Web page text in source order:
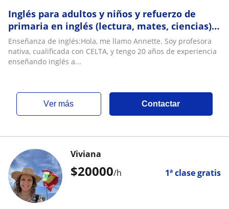
Inglés para adultos y niños y refuerzo de
primaria en inglés (lectura, mates, ciencias).
Nativa, fully qualified (PGCE)
Enseñanza de inglés:Hola, me llamo Annette. Soy profesora
nativa, cualificada con CELTA, y tengo 20 años de experiencia
enseñando inglés a...
ver más Contactar
$20000/h 1ª clase gratis
Viviana